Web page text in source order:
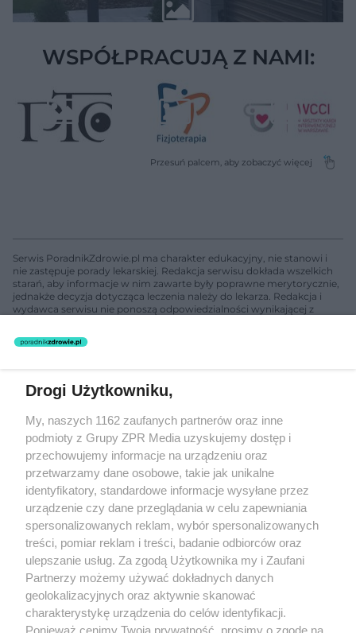
WSPÓŁPRACUJĄ Z NAMI:
Serwis PoradnikZdrowie.pl ma charakter edukacyjny, nie stanowi i
nie zastępuje porady lekarskiej. Redakcja serwisu dokłada wszelkich
starań, aby informacje w nim zawarte były poprawne merytorycznie,
jednakże decyzja dotycząca leczenia należy do lekarza. Redakcja i
wydawca serwisu nie ponoszą odpowiedzialności wynikającej z
świadczeń zdrowotnych w rozumieniu art. 3 ust 1 ustawy o
rozpowszechniany lub dalej rozpowszechniany w jakikolwiek sposób
(w tym także elektroniczny lub mechaniczny) na jakimkolwiek polu
eksploatacji w jakiejkolwiek formie, włącznie z umieszczaniem w
Internecie bez pisemnej zgody właściciela praw. Jakiekolwiek użycie
lub wykorzystanie utworów w całości lub w części z naruszeniem
prawa, tzn. bez właściwej zgody, jest zabronione pod groźbą kary i
może być ścigane prawnie.
O nas
Drogi Użytkowniku,
My, naszych 1162 zaufanych partnerów oraz inne
podmioty z Grupy ZPR Media uzyskujemy dostęp i
przechowujemy informacje na urządzeniu oraz
przetwarzamy dane osobowe, takie jak unikalne
identyfikatory, standardowe informacje wysyłane przez
urządzenie czy dane przeglądania w celu zapewniania
spersonalizowanych reklam, wybór spersonalizowanych
treści, pomiar reklam i treści, badanie odbiorców oraz
ulepszanie usług. Za zgodą Użytkownika my i Zaufani
Partnerzy możemy używać dokładnych danych
geolokalizacyjnych oraz aktywnie skanować
charakterystykę urządzenia do celów identyfikacji.
Ponieważ cenimy Twoją prywatność, prosimy o zgodę na